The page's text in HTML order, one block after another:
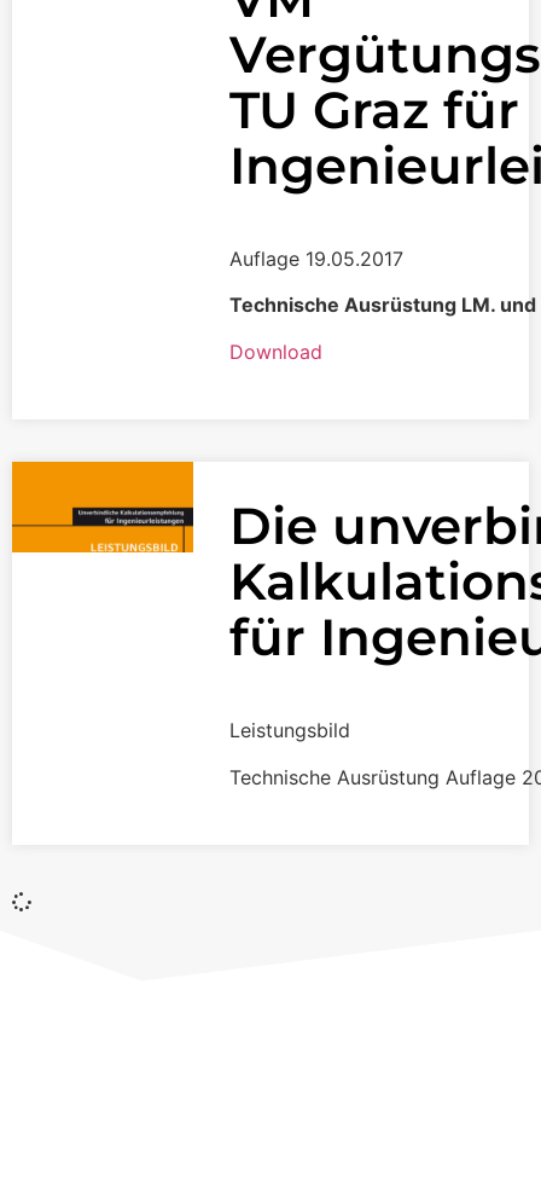
TU Graz für
Auflage 19.05.2017
Technische Ausrüstung LM. und
Download
Die
für
Leistungsbild
Technische Ausrüstung Auflage